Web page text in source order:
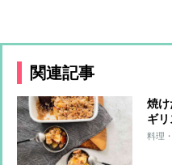
関連記事
焼け
ギリ
が栄
料理